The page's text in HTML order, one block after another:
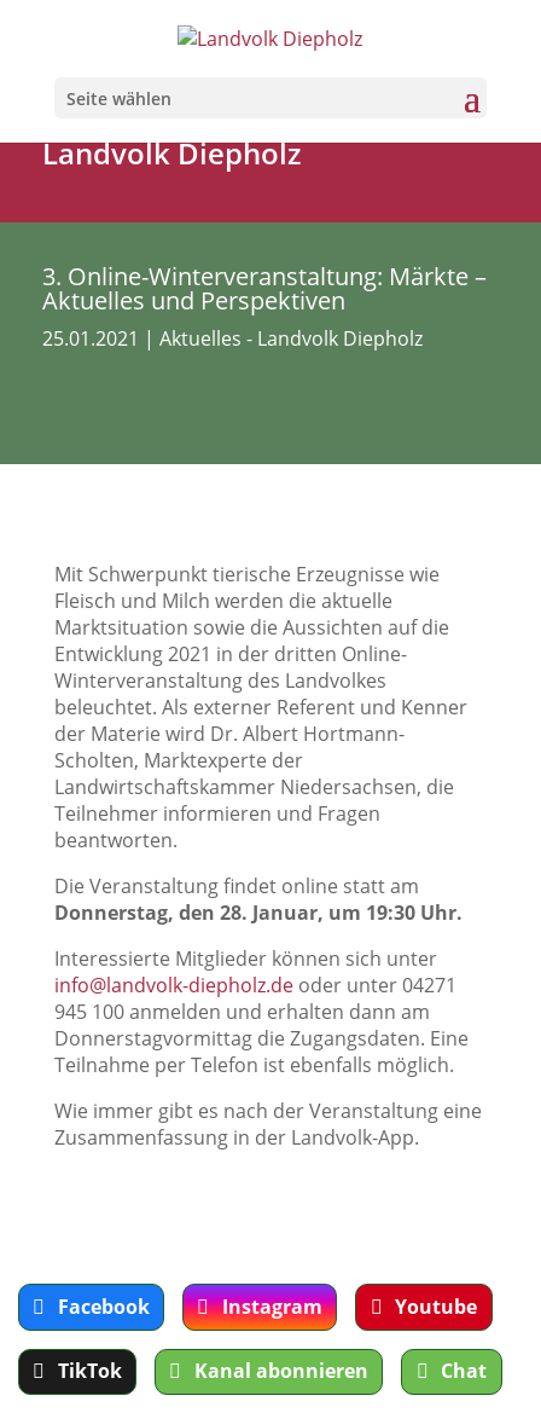
Seite wählen
Landvolk Diepholz
3. Online-Winterveranstaltung: Märkte –
Aktuelles und Perspektiven
25.01.2021 | Aktuelles - Landvolk Diepholz
Mit Schwerpunkt tierische Erzeugnisse wie
Fleisch und Milch werden die aktuelle
Marktsituation sowie die Aussichten auf die
Entwicklung 2021 in der dritten Online-
Winterveranstaltung des Landvolkes
beleuchtet. Als externer Referent und Kenner
der Materie wird Dr. Albert Hortmann-
Scholten, Marktexperte der
Landwirtschaftskammer Niedersachsen, die
Teilnehmer informieren und Fragen
beantworten.
Die Veranstaltung findet online statt am
Donnerstag, den 28. Januar, um 19:30 Uhr.
Interessierte Mitglieder können sich unter
info@landvolk-diepholz.deoder unter 04271
945 100 anmelden und erhalten dann am
Donnerstagvormittag die Zugangsdaten. Eine
Teilnahme per Telefon ist ebenfalls möglich.
Wie immer gibt es nach der Veranstaltung eine
Zusammenfassung in der Landvolk-App.
Facebook Instagram Youtube
TikTok Kanal abonnieren Chat